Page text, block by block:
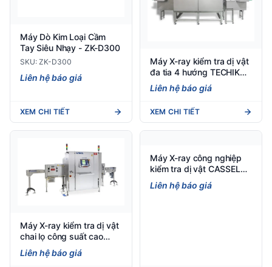
Máy Dò Kim Loại Cầm
Tay Siêu Nhạy - ZK-D300
SKU: ZK-D300
Liên hệ báo giá
XEM CHI TIẾT
Máy X-ray kiểm tra dị vật
đa tia 4 hướng TECHIK
Quad Beam X-Ray
Inspection System
Liên hệ báo giá
XEM CHI TIẾT
Máy X-ray kiểm tra dị vật
chai lọ công suất cao
CASSEL XRAY SHARK
XS26 GIG
Liên hệ báo giá
Máy X-ray công nghiệp
kiểm tra dị vật CASSEL
XRAY SHARK XD47
Liên hệ báo giá